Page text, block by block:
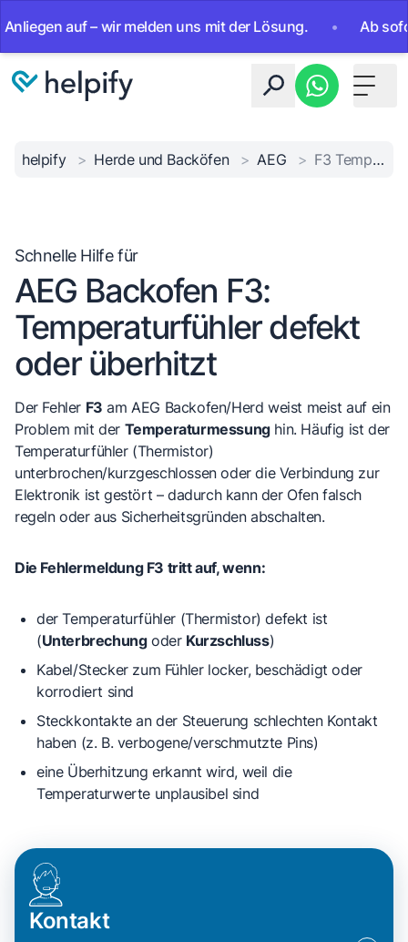
auf – wir melden uns mit der Lösung. • Ab sofort
Toggle
helpify > Herde und Backöfen > AEG > F3 Temperaturfühler Fehler
Schnelle Hilfe für
AEG Backofen F3:
Temperaturfühler defekt
oder überhitzt
Der Fehler F3 am AEG Backofen/Herd weist meist auf ein
Problem mit der Temperaturmessunghin. Häufig ist der
Temperaturfühler (Thermistor)
unterbrochen/kurzgeschlossen oder die Verbindung zur
Elektronik ist gestört – dadurch kann der Ofen falsch
regeln oder aus Sicherheitsgründen abschalten.
Die Fehlermeldung F3 tritt auf, wenn:
derTemperaturfühler (Thermistor) defekt ist
(Unterbrechungoder Kurzschluss)
Kabel/Steckerzum Fühler locker, beschädigt oder
korrodiert sind
Steckkontakte an der Steuerung schlechten Kontakt
haben (z. B. verbogene/verschmutzte Pins)
eine Überhitzung erkannt wird, weil die
Temperaturwerte unplausibel sind
Kontakt